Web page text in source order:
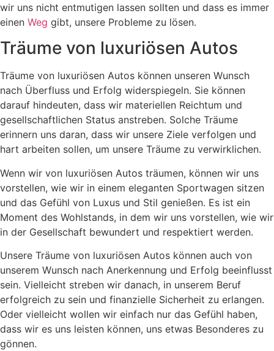
wir uns nicht entmutigen lassen sollten und dass es immer
einen Weg gibt, unsere Probleme zu lösen.
Träume von luxuriösen Autos
Träume von luxuriösen Autos können unseren Wunsch
nach Überfluss und Erfolg widerspiegeln. Sie können
darauf hindeuten, dass wir materiellen Reichtum und
gesellschaftlichen Status anstreben. Solche Träume
erinnern uns daran, dass wir unsere Ziele verfolgen und
hart arbeiten sollen, um unsere Träume zu verwirklichen.
Wenn wir von luxuriösen Autos träumen, können wir uns
vorstellen, wie wir in einem eleganten Sportwagen sitzen
und das Gefühl von Luxus und Stil genießen. Es ist ein
Moment des Wohlstands, in dem wir uns vorstellen, wie wir
in der Gesellschaft bewundert und respektiert werden.
Unsere Träume von luxuriösen Autos können auch von
unserem Wunsch nach Anerkennung und Erfolg beeinflusst
sein. Vielleicht streben wir danach, in unserem Beruf
erfolgreich zu sein und finanzielle Sicherheit zu erlangen.
Oder vielleicht wollen wir einfach nur das Gefühl haben,
dass wir es uns leisten können, uns etwas Besonderes zu
gönnen.